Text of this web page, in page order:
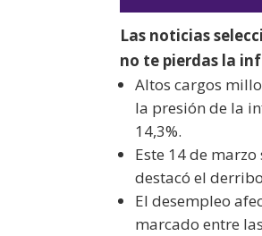
Las noticias
no te pierdas la
Altos cargos
la presión de la
14,3%.
Este 14 de
destacó el
El desempleo
marcado entre